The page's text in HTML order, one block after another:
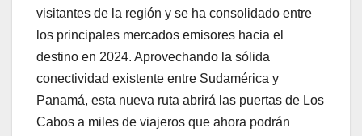
visitantes de la región y se ha consolidado entre
los principales mercados emisores hacia el
destino en 2024. Aprovechando la sólida
conectividad existente entre Sudamérica y
Panamá, esta nueva ruta abrirá las puertas de Los
Cabos a miles de viajeros que ahora podrán